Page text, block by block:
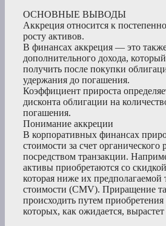
ОСНОВНЫЕ ВЫВОДЫ
Аккреция относится к
росту активов.
В финансах аккреция — это
дополнительного дохода,
получить после покупки
удержания до погашения.
Коэффициент прироста
дисконта облигации на
погашения.
Понимание аккреции
В корпоративных финансах
стоимости за счет органического
посредством транзакции.
активы приобретаются со
которая ниже их
стоимости (CMV). Приращение
происходить путем
которых, как ожидается,